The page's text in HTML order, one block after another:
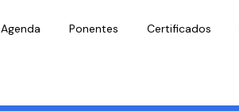
Agenda Ponentes Certificados